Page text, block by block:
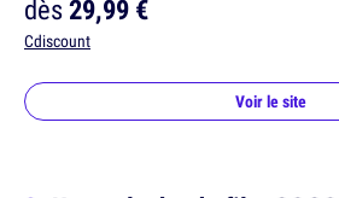
dès29,99 €
Cdiscount
Voir le site